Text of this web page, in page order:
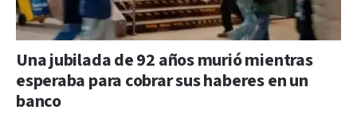
Una jubilada de 92 años murió mientras
esperaba para cobrar sus haberes en un
banco